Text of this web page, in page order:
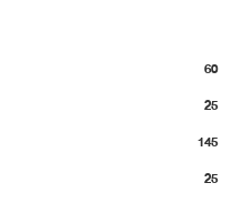
60
25
145
25